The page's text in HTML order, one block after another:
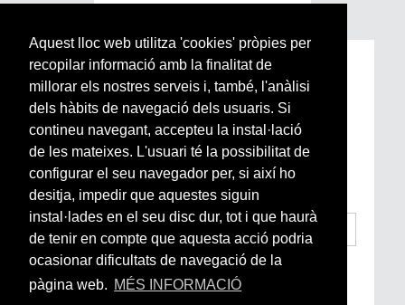
Aquest lloc web utilitza 'cookies' pròpies per
recopilar informació amb la finalitat de
millorar els nostres serveis i, també, l'anàlisi
dels hàbits de navegació dels usuaris. Si
contineu navegant, accepteu la instal·lació
de les mateixes. L'usuari té la possibilitat de
configurar el seu navegador per, si així ho
desitja, impedir que aquestes siguin
instal·lades en el seu disc dur, tot i que haurà
de tenir en compte que aquesta acció podria
ocasionar dificultats de navegació de la
pàgina web. MÉS INFORMACIÓ
Subscriu-te a la nostra
Newsletter setmanal
Si vols estar al dia de l’actualitat del món
Arrels, la ràdio, els videos i el mercat
subscriu-te aquí
He llegit i accepto laCondicions Generals
d’Accés i Ús i Política de Privacitat